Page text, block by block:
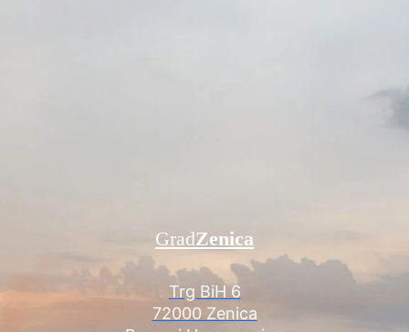
Trg BiH 6
72000 Zenica
GradZenica